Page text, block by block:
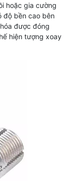
hoặc gia cường
độ bền cao bên
được đóng
hiện tượng xoay